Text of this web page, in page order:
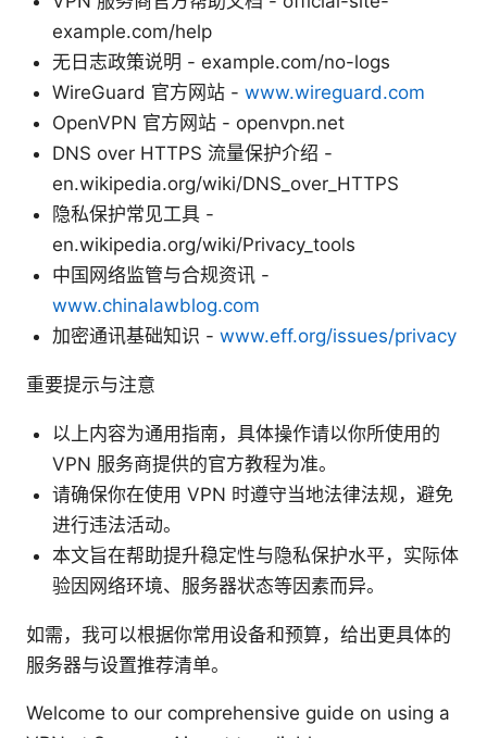
example.com/help
无日志政策说明 - example.com/no-logs
WireGuard 官方网站 - www.wireguard.com
OpenVPN 官方网站 - openvpn.net
DNS over HTTPS 流量保护介绍 -
en.wikipedia.org/wiki/DNS_over_HTTPS
隐私保护常见工具 -
en.wikipedia.org/wiki/Privacy_tools
中国网络监管与合规资讯 -
www.chinalawblog.com
加密通讯基础知识 - www.eff.org/issues/privacy
重要提示与注意
以上内容为通用指南，具体操作请以你所使用的
VPN 服务商提供的官方教程为准。
请确保你在使用 VPN 时遵守当地法律法规，避免
进行违法活动。
本文旨在帮助提升稳定性与隐私保护水平，实际体
验因网络环境、服务器状态等因素而异。
如需，我可以根据你常用设备和预算，给出更具体的
服务器与设置推荐清单。
Welcome to our comprehensive guide on using a